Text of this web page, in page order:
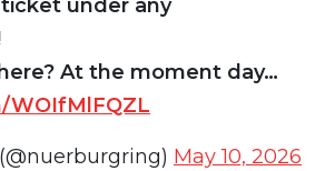
under any
At the moment day…
May 10, 2026